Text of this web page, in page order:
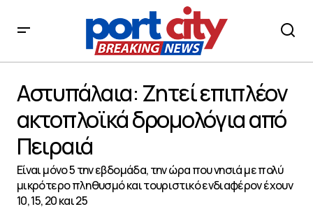
από Πειραιά
Αστυπάλαια: Ζητεί επιπλέον
ακτοπλοϊκά δρομολόγια από
Πειραιά
Είναι μόνο 5 την εβδομάδα, την ώρα που νησιά με πολύ
μικρότερο πληθυσμό και τουριστικό ενδιαφέρον έχουν
10, 15, 20 και 25